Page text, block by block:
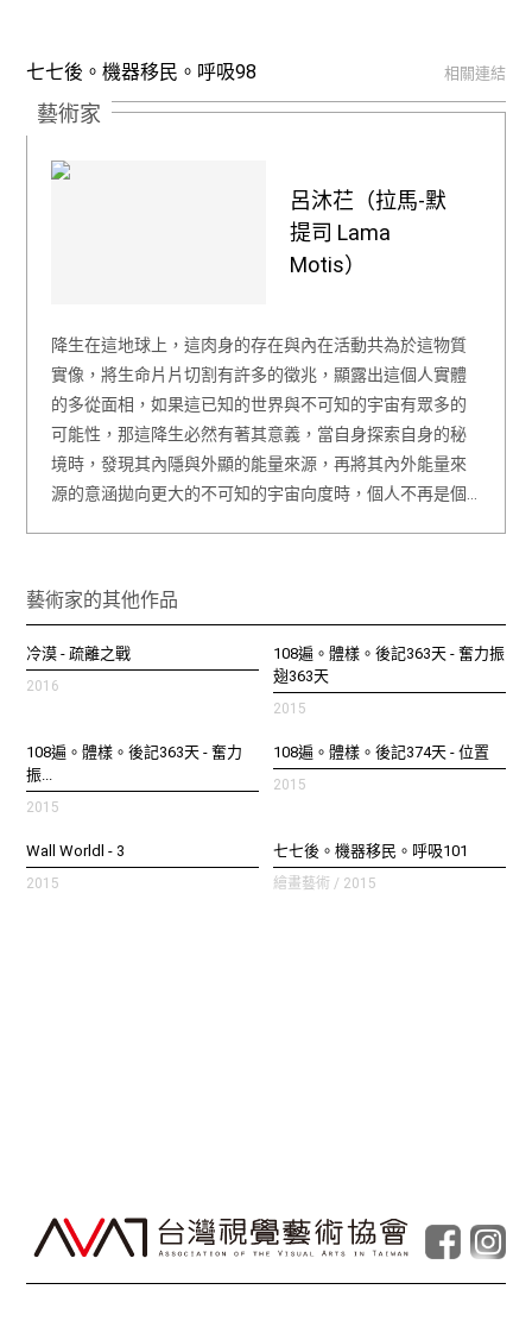
七七後。機器移民。呼吸98 相關連結
藝術家
呂沐芢（拉馬-默
提司 Lama
Motis）
降生在這地球上，這肉身的存在與內在活動共為於這物質
實像，將生命片片切割有許多的徵兆，顯露出這個人實體
的多從面相，如果這已知的世界與不可知的宇宙有眾多的
可能性，那這降生必然有著其意義，當自身探索自身的秘
境時，發現其內隱與外顯的能量來源，再將其內外能量來
源的意涵拋向更大的不可知的宇宙向度時，個人不再是個…
藝術家的其他作品
冷漠 - 疏離之戰
2016
108遍。體樣。後記363天 - 奮力振
翅363天
2015
108遍。體樣。後記363天 - 奮力
振...
2015
108遍。體樣。後記374天 - 位置
2015
Wall Worldl - 3
2015
七七後。機器移民。呼吸101
繪畫藝術 / 2015